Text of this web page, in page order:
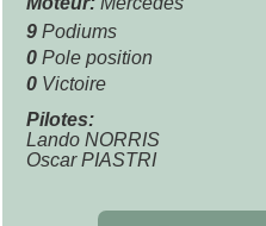
9 Podiums
0 Pole position
0 Victoire
Pilotes:
Lando NORRIS
Oscar PIASTRI